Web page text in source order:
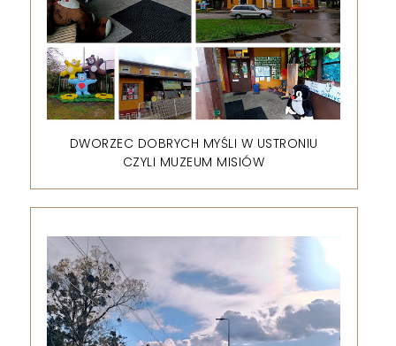
DWORZEC DOBRYCH MYŚLI W USTRONIU
CZYLI MUZEUM MISIÓW